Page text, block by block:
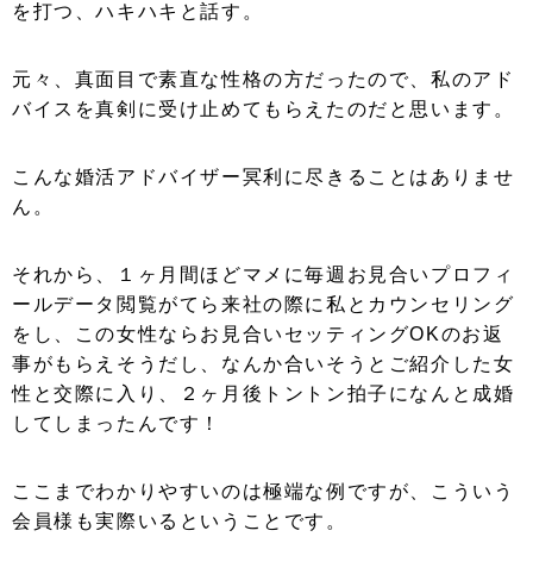
を打つ、ハキハキと話す。
元々、真面目で素直な性格の方だったので、 私のアド
バイスを真剣に受け止めてもらえたのだと思います。
こんな婚活アドバイザー冥利に尽きることはありませ
ん。
それから、１ヶ月間ほどマメに毎週お見合いプロフィ
ールデータ閲覧がてら来社の際に私とカウンセリング
をし、
この女性ならお見合いセッティングOKのお返
事がもらえそうだし、なんか合いそうとご紹介した女
性と交際に入り、２ヶ月後トントン拍子になんと成婚
してしまったんです！
ここまでわかりやすいのは極端な例ですが、こういう
会員様も実際いるということです。